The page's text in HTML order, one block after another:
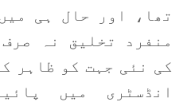
تھا، اور حال ہی
منفرد تخلیق نہ
کی نئی جہت کو ظاہر
انڈسٹری میں